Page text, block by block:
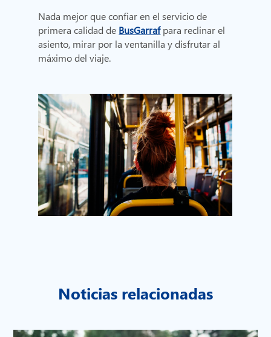
Nada mejor que confiar en el servicio de
primera calidad de BusGarrafpara reclinar el
asiento, mirar por la ventanilla y disfrutar al
máximo del viaje.
Noticias relacionadas